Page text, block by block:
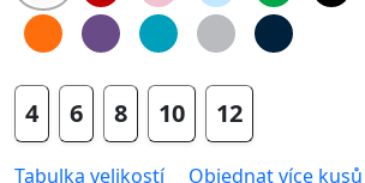
4 6 8 10 12
Tabulka velikostí Objednat více kusů